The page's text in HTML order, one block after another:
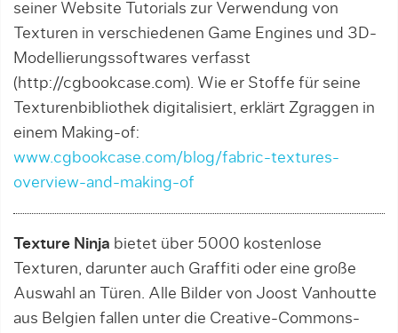
seiner Website Tutorials zur Verwendung von
Texturen in verschiedenen Game Engines und 3D-
Modellierungssoftwares verfasst
(http://cgbookcase.com). Wie er Stoffe für seine
Texturenbibliothek digitalisiert, erklärt Zgraggen in
einem Making-of:
www.cgbookcase.com/blog/fabric-textures-
overview-and-making-of
Texture Ninja bietet über 5000 kostenlose
Texturen, darunter auch Graffiti oder eine große
Auswahl an Türen. Alle Bilder von Joost Vanhoutte
aus Belgien fallen unter die Creative-Commons-